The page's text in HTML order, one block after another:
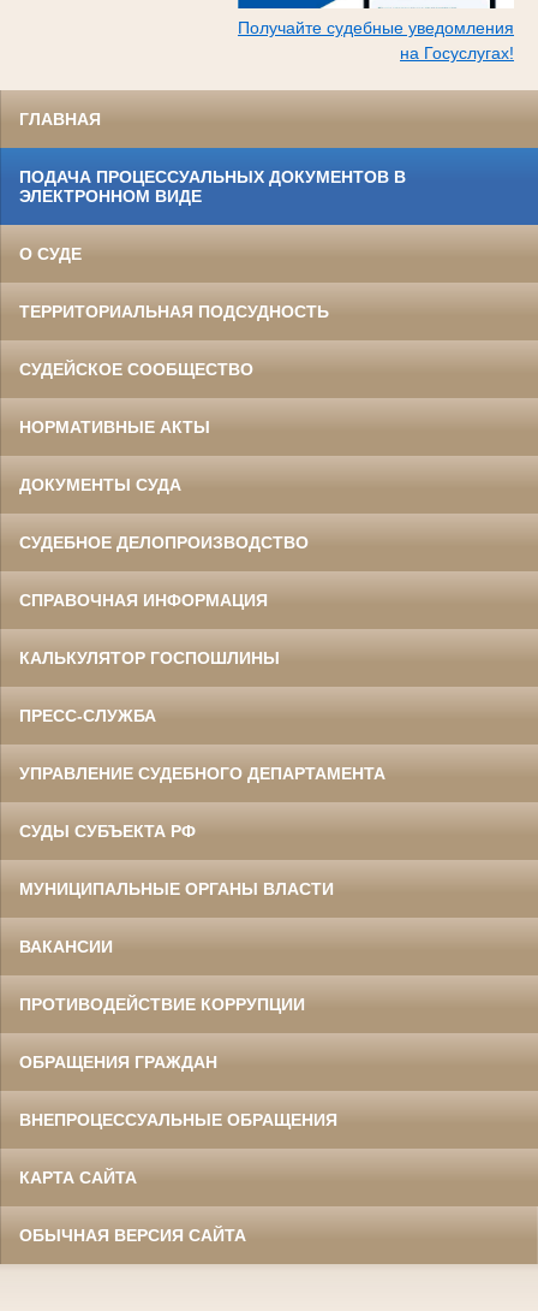
Получайте судебные уведомления
на Госуслугах!
ГЛАВНАЯ
ПОДАЧА ПРОЦЕССУАЛЬНЫХ ДОКУМЕНТОВ В
ЭЛЕКТРОННОМ ВИДЕ
О СУДЕ
ТЕРРИТОРИАЛЬНАЯ ПОДСУДНОСТЬ
СУДЕЙСКОЕ СООБЩЕСТВО
НОРМАТИВНЫЕ АКТЫ
ДОКУМЕНТЫ СУДА
СУДЕБНОЕ ДЕЛОПРОИЗВОДСТВО
СПРАВОЧНАЯ ИНФОРМАЦИЯ
КАЛЬКУЛЯТОР ГОСПОШЛИНЫ
ПРЕСС-СЛУЖБА
УПРАВЛЕНИЕ СУДЕБНОГО ДЕПАРТАМЕНТА
СУДЫ СУБЪЕКТА РФ
МУНИЦИПАЛЬНЫЕ ОРГАНЫ ВЛАСТИ
ВАКАНСИИ
ПРОТИВОДЕЙСТВИЕ КОРРУПЦИИ
ОБРАЩЕНИЯ ГРАЖДАН
ВНЕПРОЦЕССУАЛЬНЫЕ ОБРАЩЕНИЯ
КАРТА САЙТА
ОБЫЧНАЯ ВЕРСИЯ САЙТА